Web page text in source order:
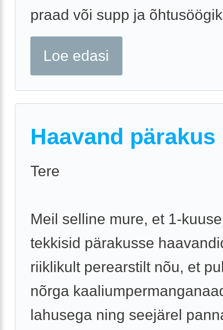
praad või supp ja
Loe edasi
Haavand pärakus
Tere
Meil selline mure, et 1-
tekkisid pärakusse
riiklikult perearstilt nõu, et
nõrga
lahusega ning seejärel